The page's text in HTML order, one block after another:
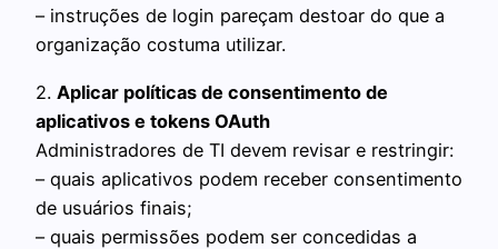
– instruções de login pareçam destoar do que a
organização costuma utilizar.
2. Aplicar políticas de consentimento de
aplicativos e tokens OAuth
Administradores de TI devem revisar e restringir:
– quais aplicativos podem receber consentimento
de usuários finais;
– quais permissões podem ser concedidas a